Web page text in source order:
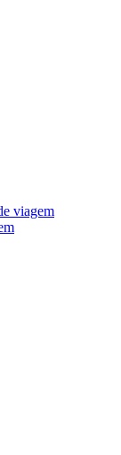
viagem